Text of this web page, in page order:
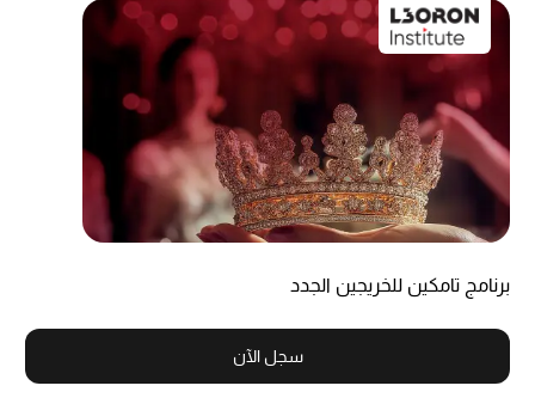
برنامج تامكين للخريجين الجدد
سجل الآن